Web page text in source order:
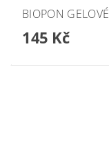
BIOPON
145 Kč